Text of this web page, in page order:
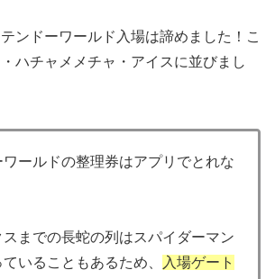
ンドーワールド入場は諦めました！こ
ハチャメメチャ・アイスに並びまし
ワールドの整理券はアプリでとれな
スまでの長蛇の列はスパイダーマン
いることもあるため、
入場ゲート